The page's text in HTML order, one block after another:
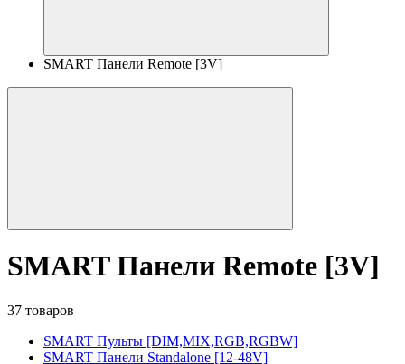
SMART Панели Remote [3V]
SMART Панели Remote [3V]
37 товаров
SMART Пульты [DIM,MIX,RGB,RGBW]
SMART Панели Standalone [12-48V]